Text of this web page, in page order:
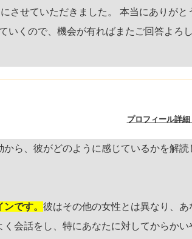
させていただきました。 本当にありがと
いくので、機会が有ればまたご回答よろし
プロフィール詳細
ら、彼がどのように感じているかを解読
です。 彼はその他の女性とは異なり、あ
会話をし、特にあなたに対してからかい